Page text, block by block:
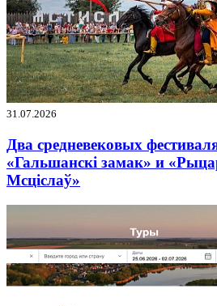
31.07.2026
Два средневековых
«Гальшанскі замак» и
Мсціслаў»